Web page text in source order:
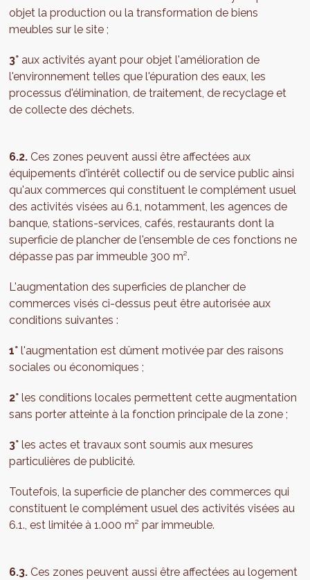
objet la production ou la transformation de biens
meubles sur le site ;
3° aux activités ayant pour objet l'amélioration de
l'environnement telles que l'épuration des eaux, les
processus d'élimination, de traitement, de recyclage et
de collecte des déchets.
6.2.Ces zones peuvent aussi être affectées aux
équipements d'intérêt collectif ou de service public ainsi
qu'aux commerces qui constituent le complément usuel
des activités visées au 6.1, notamment, les agences de
banque, stations-services, cafés, restaurants dont la
superficie de plancher de l'ensemble de ces fonctions ne
dépasse pas par immeuble 300 m².
L'augmentation des superficies de plancher de
commerces visés ci-dessus peut être autorisée aux
conditions suivantes :
1°l'augmentation est dûment motivée par des raisons
sociales ou économiques ;
2° les conditions locales permettent cette augmentation
sans porter atteinte à la fonction principale de la zone ;
3°les actes et travaux sont soumis aux mesures
particulières de publicité.
Toutefois, la superficie de plancher des commerces qui
constituent le complément usuel des activités visées au
6.1., est limitée à 1.000 m² par immeuble.
6.3.Ces zones peuvent aussi être affectées au logement